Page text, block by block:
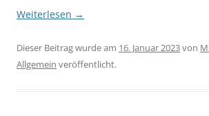
Weiterlesen →
Dieser Beitrag wurde am 16. Januar 2023von
Allgemein veröffentlicht.